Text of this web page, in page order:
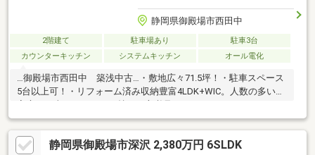
静岡県御殿場市西田中
2階建て 駐車場あり
駐車3台
カウンターキッチン
システムキッチン オール電化
…御殿場市西田中 築浅中古…・敷地広々71.5坪！・駐車スペース
5台以上可！・リフォーム済み収納豊富4LDK+WIC。人数の多いご
静岡県御殿場市深沢 2,380万円 6SLDK